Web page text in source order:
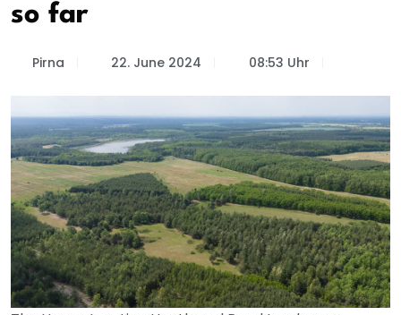
so far
Pirna 22. June 2024 08:53 Uhr